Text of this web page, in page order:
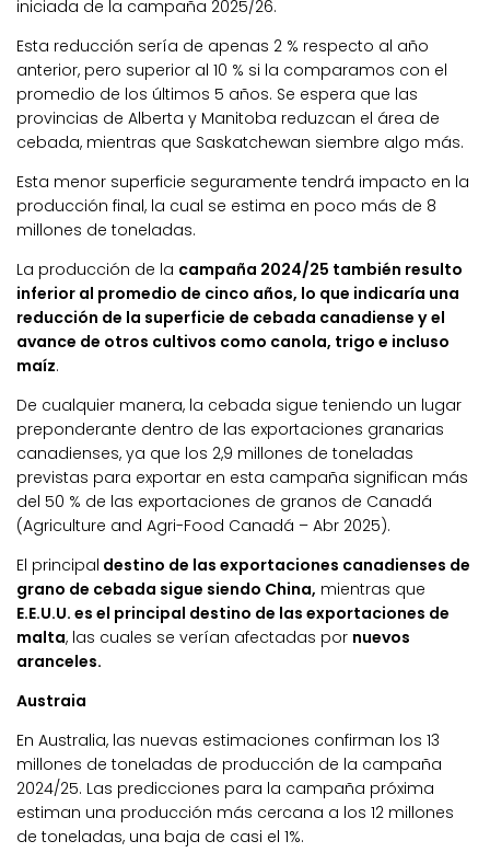
iniciada de la campaña 2025/26.
Esta reducción sería de apenas 2 % respecto al año
anterior, pero superior al 10 % si la comparamos con el
promedio de los últimos 5 años. Se espera que las
provincias de Alberta y Manitoba reduzcan el área de
cebada, mientras que Saskatchewan siembre algo más.
Esta menor superficie seguramente tendrá impacto en la
producción final, la cual se estima en poco más de 8
millones de toneladas.
La producción de la campaña 2024/25 también resulto
inferior al promedio de cinco años, lo que indicaría una
reducción de la superficie de cebada canadiense y el
avance de otros cultivos como canola, trigo e incluso
maíz.
De cualquier manera, la cebada sigue teniendo un lugar
preponderante dentro de las exportaciones granarias
canadienses, ya que los 2,9 millones de toneladas
previstas para exportar en esta campaña significan más
del 50 % de las exportaciones de granos de Canadá
(Agriculture and Agri-Food Canadá – Abr 2025).
El principal destino de las exportaciones canadienses de
grano de cebada sigue siendo China, mientras que
E.E.U.U. es el principal destino de las exportaciones de
malta, las cuales se verían afectadas por nuevos
aranceles.
Austraia
En Australia, las nuevas estimaciones confirman los 13
millones de toneladas de producción de la campaña
2024/25. Las predicciones para la campaña próxima
estiman una producción más cercana a los 12 millones
de toneladas, una baja de casi el 1%.